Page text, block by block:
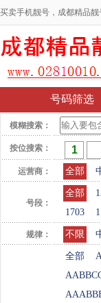
买卖手机靓号，成都精品
号码筛选
模糊搜索：
按位搜索：
运营商： 全部
号段：
全部
1703
规律： 不限
全部